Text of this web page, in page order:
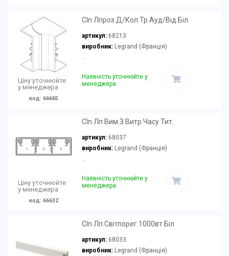
Ціну уточнюйте
у менеджера
код: 66665
Cln Лпроз.Д/Кол.Тр.Ауд/Від.Біл
артикул: 68213
виробник:Legrand (Франція)
Наявність уточнюйте у
менеджера
Ціну уточнюйте
у менеджера
код: 66632
Cln Лп Вим.З Витр.Часу Тит.
артикул: 68037
виробник:Legrand (Франція)
..
Наявність уточнюйте у
менеджера
Cln Лп Світлорег.1000вт Біл
артикул: 68033
виробник:Legrand (Франція)